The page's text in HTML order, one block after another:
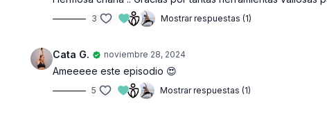
3 Mostrar respuestas (1)
Cata G. noviembre 28, 2024
Ameeeee este episodio 😍
5 Mostrar respuestas (1)